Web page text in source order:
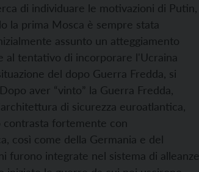
di individuare le motivazioni di Putin,
la prima Mosca è sempre stata
assunto un atteggiamento
al tentativo di incorporare l'Ucraina
del dopo Guerra Fredda, si
aver “vinto” la Guerra Fredda,
di sicurezza euroatlantica,
contrasta fortemente con
così come della Germania e del
furono integrate nel sistema di alleanze